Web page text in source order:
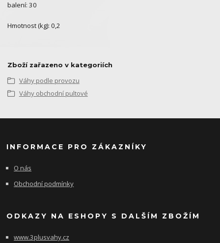
balení: 30
Hmotnost (kg): 0,2
Zboží zařazeno v kategoriích
Váhy podle provozu
Váhy obchodní pultové
INFORMACE PRO ZÁKAZNÍKY
O nás
Obchodní podmínky
ODKAZY NA ESHOPY S DALŠÍM ZBOŽÍM
www.3plusvahy.cz